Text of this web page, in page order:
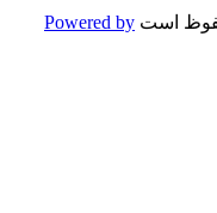
است Powered by